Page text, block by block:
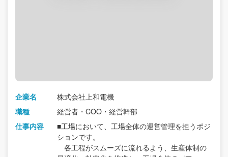
企業名
株式会社上和電機
職種
経営者・COO・経営幹部
仕事内容
■工場において、工場全体の運営管理を担うポジ
ションです。
各工程がスムーズに流れるよう、生産体制の